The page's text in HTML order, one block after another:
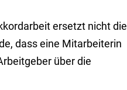
ersetzt nicht die
dass eine Mitarbeiterin
über die